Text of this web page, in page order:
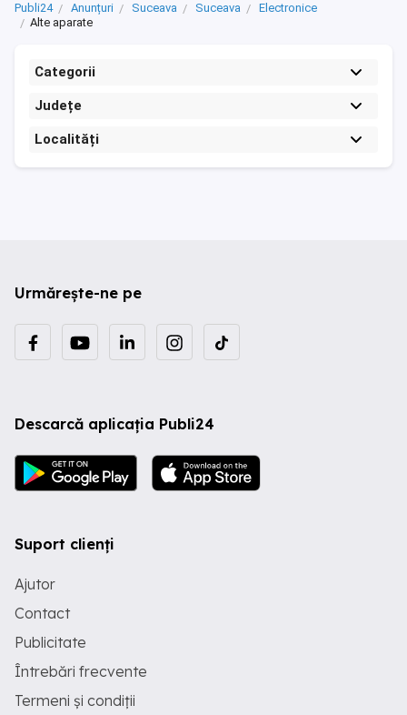
Publi24 Anunțuri Suceava Suceava
Electronice
Alte aparate
Categorii
Județe
Localități
Urmărește-ne pe
Descarcă aplicația Publi24
Suport clienți
Ajutor
Contact
Publicitate
Întrebări frecvente
Termeni și condiții